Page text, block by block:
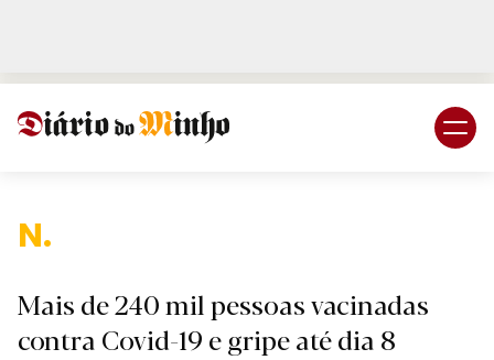
Nacion
Mais de 240 mil pessoas vacinadas
contra Covid-19 e gripe até dia 8